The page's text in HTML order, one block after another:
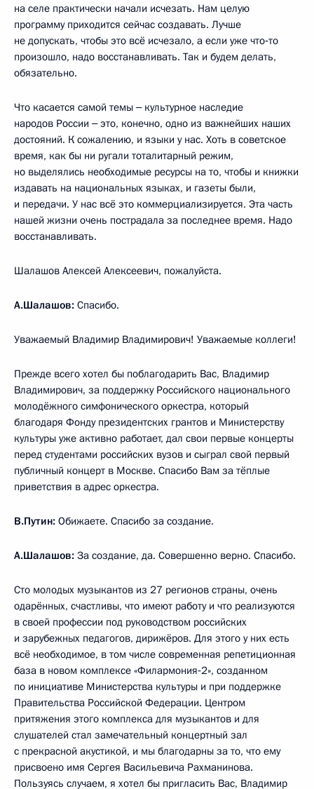
на селе практически начали исчезать. Нам целую
программу приходится сейчас создавать. Лучше
не допускать, чтобы это всё исчезало, а если уже что‑то
произошло, надо восстанавливать. Так и будем делать,
обязательно.
Что касается самой темы ‒ культурное наследие
народов России ‒ это, конечно, одно из важнейших наших
достояний. К сожалению, и языки у нас. Хоть в советское
время, как бы ни ругали тоталитарный режим,
но выделялись необходимые ресурсы на то, чтобы и книжки
издавать на национальных языках, и газеты были,
и передачи. У нас всё это коммерциализируется. Эта часть
нашей жизни очень пострадала за последнее время. Надо
восстанавливать.
Шалашов Алексей Алексеевич, пожалуйста.
А.Шалашов: Спасибо.
Уважаемый Владимир Владимирович! Уважаемые коллеги!
Прежде всего хотел бы поблагодарить Вас, Владимир
Владимирович, за поддержку Российского национального
молодёжного симфонического оркестра, который
благодаря Фонду президентских грантов и Министерству
культуры уже активно работает, дал свои первые концерты
перед студентами российских вузов и сыграл свой первый
публичный концерт в Москве. Спасибо Вам за тёплые
приветствия в адрес оркестра.
В.Путин: Обижаете. Спасибо за создание.
А.Шалашов: За создание, да. Совершенно верно. Спасибо.
Сто молодых музыкантов из 27 регионов страны, очень
одарённых, счастливы, что имеют работу и что реализуются
в своей профессии под руководством российских
и зарубежных педагогов, дирижёров. Для этого у них есть
всё необходимое, в том числе современная репетиционная
база в новом комплексе «Филармония‑2», созданном
по инициативе Министерства культуры и при поддержке
Правительства Российской Федерации. Центром
притяжения этого комплекса для музыкантов и для
слушателей стал замечательный концертный зал
с прекрасной акустикой, и мы благодарны за то, что ему
присвоено имя Сергея Васильевича Рахманинова.
Пользуясь случаем, я хотел бы пригласить Вас, Владимир